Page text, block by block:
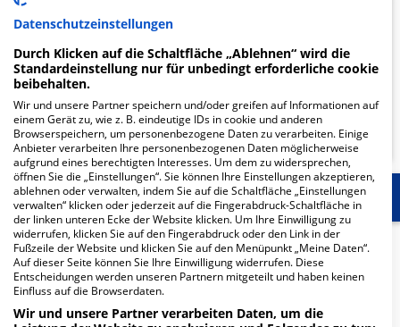
Beratung und Kontakt
KLINIKEN FINDEN
Start Für die Klinik Weitere Fachabteilungen
Herzlich Willkommen
Zentrum für Psychiatrie Cham in der August-Holz-
Straße 1 ist ein kleines Krankenhaus in Cham. Mit einer
Datenschutzeinstellungen
Durch Klicken auf die Schaltfläche „Ablehnen“ wird die
Standardeinstellung nur für unbedingt erforderliche cookie
beibehalten.
Wir und unsere Partner speichern und/oder greifen auf Informationen auf
einem Gerät zu, wie z. B. eindeutige IDs in cookie und anderen
Browserspeichern, um personenbezogene Daten zu verarbeiten. Einige
Anbieter verarbeiten Ihre personenbezogenen Daten möglicherweise
aufgrund eines berechtigten Interesses. Um dem zu widersprechen,
öffnen Sie die „Einstellungen“. Sie können Ihre Einstellungen akzeptieren,
ablehnen oder verwalten, indem Sie auf die Schaltfläche „Einstellungen
verwalten“ klicken oder jederzeit auf die Fingerabdruck-Schaltfläche in
der linken unteren Ecke der Website klicken. Um Ihre Einwilligung zu
widerrufen, klicken Sie auf den Fingerabdruck oder den Link in der
Fußzeile der Website und klicken Sie auf den Menüpunkt „Meine Daten“.
Auf dieser Seite können Sie Ihre Einwilligung widerrufen. Diese
Entscheidungen werden unseren Partnern mitgeteilt und haben keinen
Einfluss auf die Browserdaten.
Wir und unsere Partner verarbeiten Daten, um die